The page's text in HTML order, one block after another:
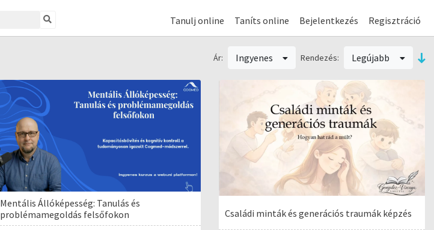
Tanulj online Taníts online Bejelentkezés Regisztráció
Ár: Ingyenes Rendezés: Legújabb
Mentális Állóképesség: Tanulás és
problémamegoldás felsőfokon
Családi minták és generációs traumák képzés